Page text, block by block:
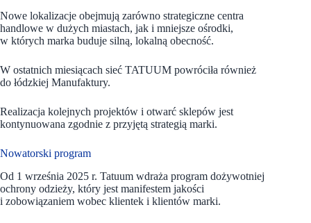
Nowe lokalizacje obejmują zarówno strategiczne centra
handlowe w dużych miastach, jak i mniejsze ośrodki,
w których marka buduje silną, lokalną obecność.
W ostatnich miesiącach sieć TATUUM powróciła również
do łódzkiej Manufaktury.
Realizacja kolejnych projektów i otwarć sklepów jest
kontynuowana zgodnie z przyjętą strategią marki.
Nowatorski program
Od 1 września 2025 r. Tatuum wdraża program dożywotniej
ochrony odzieży, który jest manifestem jakości
i zobowiązaniem wobec klientek i klientów marki.